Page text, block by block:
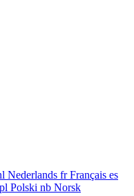
Nederlands frFrançais es
pl Polski nb Norsk